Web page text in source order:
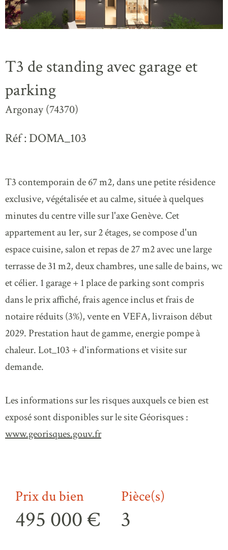
T3 de standing avec garage et
parking
Argonay (74370)
Réf : DOMA_103
T3 contemporain de 67 m2, dans une petite résidence
exclusive, végétalisée et au calme, située à quelques
minutes du centre ville sur l'axe Genève. Cet
appartement au 1er, sur 2 étages, se compose d'un
espace cuisine, salon et repas de 27 m2 avec une large
terrasse de 31 m2, deux chambres, une salle de bains, wc
et célier. 1 garage + 1 place de parking sont compris
dans le prix affiché, frais agence inclus et frais de
notaire réduits (3%), vente en VEFA, livraison début
2029. Prestation haut de gamme, energie pompe à
chaleur. Lot_103 + d'informations et visite sur
demande.
Les informations sur les risques auxquels ce bien est
exposé sont disponibles sur le site Géorisques :
www.georisques.gouv.fr
Prix du bien
495 000 €
Pièce(s)
3